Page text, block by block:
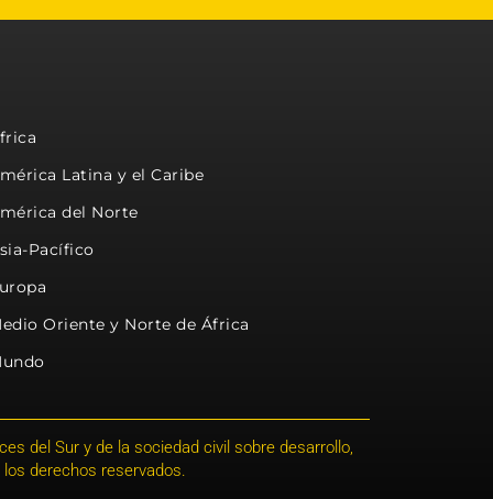
Latina y el Caribe
del Norte
Pacífico
Oriente y Norte de África
del Sur y de la sociedad civil sobre desarrollo,
derechos reservados.